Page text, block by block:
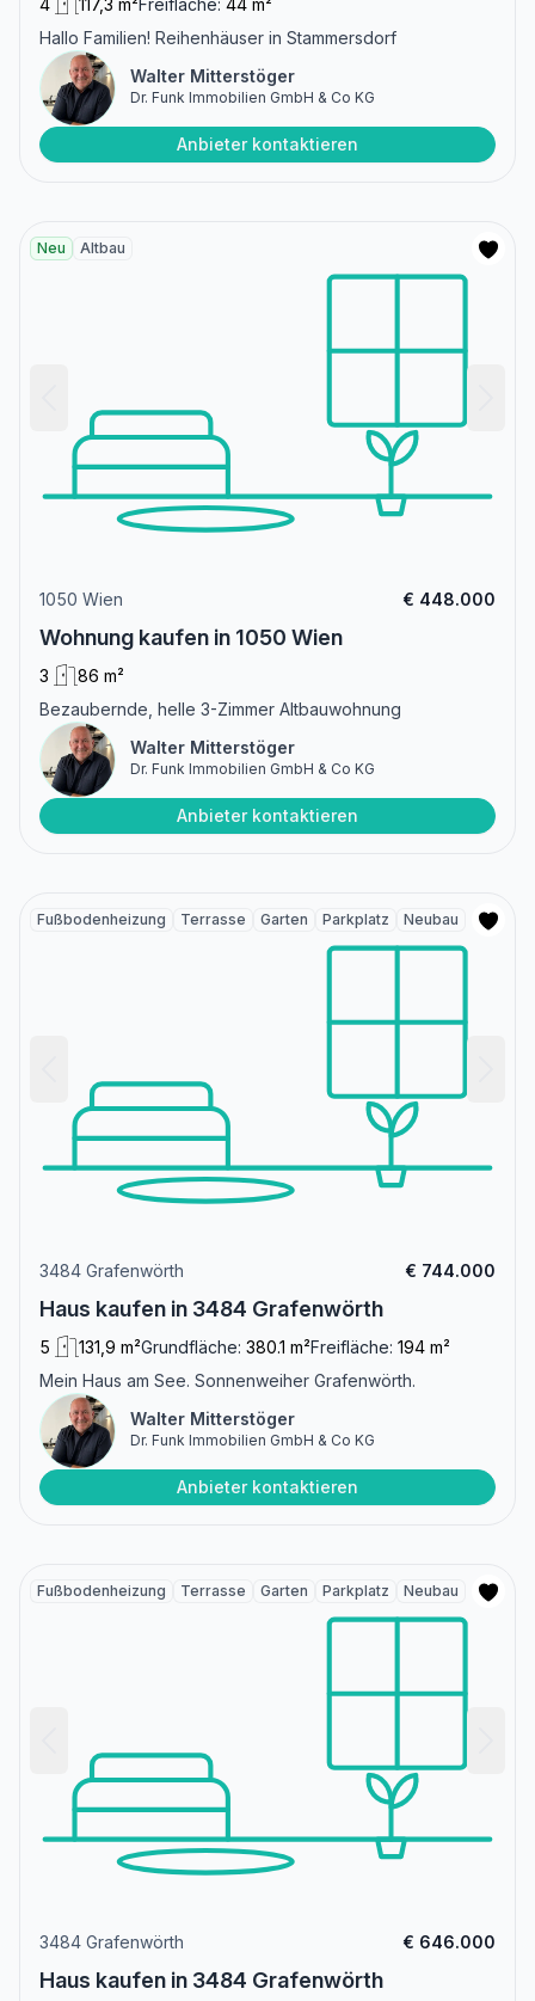
4 117,3 m²Freifläche: 44 m²
Hallo Familien! Reihenhäuser in Stammersdorf
Walter Mitterstöger
Dr. Funk Immobilien GmbH & Co KG
Anbieter kontaktieren
Neu Altbau
1050 Wien € 448.000
Wohnung kaufen in 1050 Wien
3
86 m²
Bezaubernde, helle 3-Zimmer Altbauwohnung
Walter Mitterstöger
Dr. Funk Immobilien GmbH & Co KG
Anbieter kontaktieren
Fußbodenheizung Terrasse Garten Parkplatz Neubau
3484 Grafenwörth € 744.000
Haus kaufen in 3484 Grafenwörth
5 131,9 m²Grundfläche: 380.1 m²Freifläche: 194 m²
Mein Haus am See. Sonnenweiher Grafenwörth.
Walter Mitterstöger
Dr. Funk Immobilien GmbH & Co KG
Anbieter kontaktieren
Fußbodenheizung Terrasse Garten Parkplatz Neubau
3484 Grafenwörth € 646.000
Haus kaufen in 3484 Grafenwörth